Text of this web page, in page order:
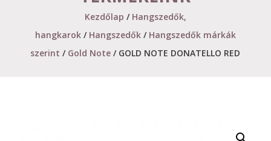
Kezdőlap / Hangszedők,
hangkarok/ Hangszedők/ Hangszedők márkák
szerint / Gold Note / GOLD NOTE DONATELLO RED